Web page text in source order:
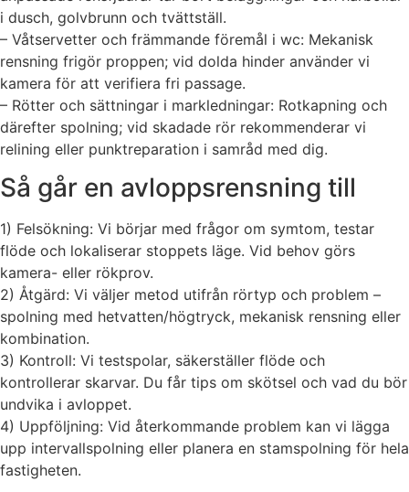
i dusch, golvbrunn och tvättställ.
– Våtservetter och främmande föremål i wc: Mekanisk
rensning frigör proppen; vid dolda hinder använder vi
kamera för att verifiera fri passage.
– Rötter och sättningar i markledningar: Rotkapning och
därefter spolning; vid skadade rör rekommenderar vi
relining eller punktreparation i samråd med dig.
Så går en avloppsrensning till
1) Felsökning: Vi börjar med frågor om symtom, testar
flöde och lokaliserar stoppets läge. Vid behov görs
kamera- eller rökprov.
2) Åtgärd: Vi väljer metod utifrån rörtyp och problem –
spolning med hetvatten/högtryck, mekanisk rensning eller
kombination.
3) Kontroll: Vi testspolar, säkerställer flöde och
kontrollerar skarvar. Du får tips om skötsel och vad du bör
undvika i avloppet.
4) Uppföljning: Vid återkommande problem kan vi lägga
upp intervallspolning eller planera en stamspolning för hela
fastigheten.